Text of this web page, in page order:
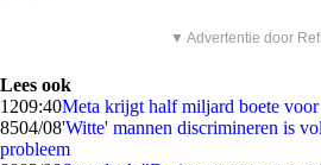
▼ Advertentie door
Lees ook
1209:40Meta krijgt half miljard boete voor
8504/08'Witte' mannen discrimineren is
probleem